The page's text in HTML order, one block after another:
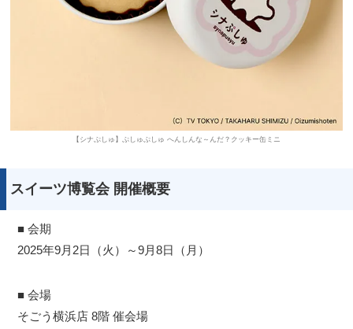
【シナぷしゅ】ぷしゅぷしゅ へんしんな～んだ？クッキー缶ミニ
スイーツ博覧会 開催概要
■ 会期
2025年9月2日（火）～9月8日（月）
■ 会場
そごう横浜店 8階 催会場